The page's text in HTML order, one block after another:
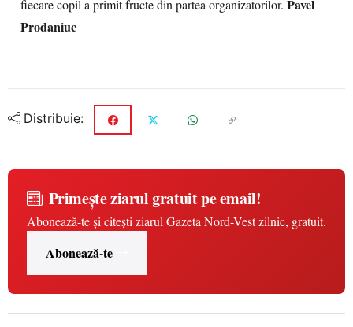
fiecare copil a primit fructe din partea organizatorilor. Pavel
Prodaniuc
Distribuie:
Primește ziarul gratuit pe email!
Abonează-te și citești ziarul Gazeta Nord-Vest zilnic, gratuit.
Abonează-te